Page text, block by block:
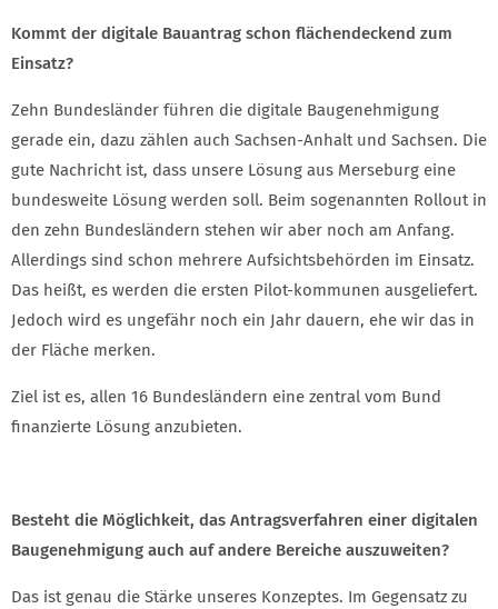
Kommt der digitale Bauantrag schon flächendeckend zum
Einsatz?
Zehn Bundesländer führen die digitale Baugenehmigung
gerade ein, dazu zählen auch Sachsen-Anhalt und Sachsen. Die
gute Nachricht ist, dass unsere Lösung aus Merseburg eine
bundesweite Lösung werden soll. Beim sogenannten Rollout in
den zehn Bundesländern stehen wir aber noch am Anfang.
Allerdings sind schon mehrere Aufsichtsbehörden im Einsatz.
Das heißt, es werden die ersten Pilot-kommunen ausgeliefert.
Jedoch wird es ungefähr noch ein Jahr dauern, ehe wir das in
der Fläche merken.
Ziel ist es, allen 16 Bundesländern eine zentral vom Bund
finanzierte Lösung anzubieten.
Besteht die Möglichkeit, das Antragsverfahren einer digitalen
Baugenehmigung auch auf andere Bereiche auszuweiten?
Das ist genau die Stärke unseres Konzeptes. Im Gegensatz zu